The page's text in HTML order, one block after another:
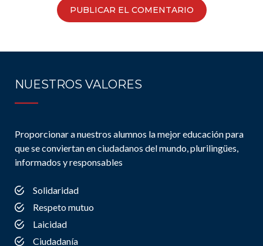
NUESTROS VALORES
Proporcionar a nuestros alumnos la mejor educación para
que se conviertan en ciudadanos del mundo, plurilingües,
informados y responsables
Solidaridad
Respeto mutuo
Laicidad
Ciudadanía